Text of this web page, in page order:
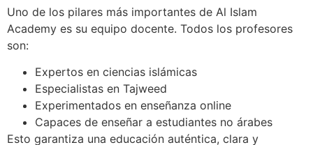
Uno de los pilares más importantes de Al Islam
Academy es su equipo docente. Todos los profesores
son:
Expertos en ciencias islámicas
Especialistas en Tajweed
Experimentados en enseñanza online
Capaces de enseñar a estudiantes no árabes
Esto garantiza una educación auténtica, clara y